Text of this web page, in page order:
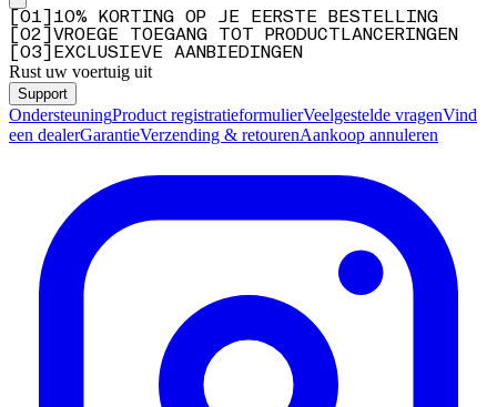
01
10% KORTING OP JE EERSTE BESTELLING
02
VROEGE TOEGANG TOT PRODUCTLANCERINGEN
03 EXCLUSIEVE AANBIEDINGEN
Rust uw voertuig uit
Support
OndersteuningProduct registratieformulierVeelgestelde vragenVind
een dealerGarantieVerzending & retourenAankoop annuleren